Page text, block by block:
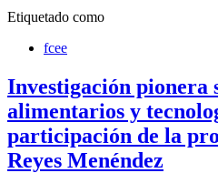
Etiquetado como
fcee
Investigación pionera
alimentarios y
participación de la
Reyes Menéndez